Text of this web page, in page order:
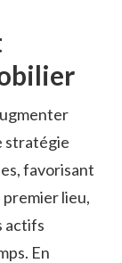
stratégie
favorisant
lieu,
actifs
En